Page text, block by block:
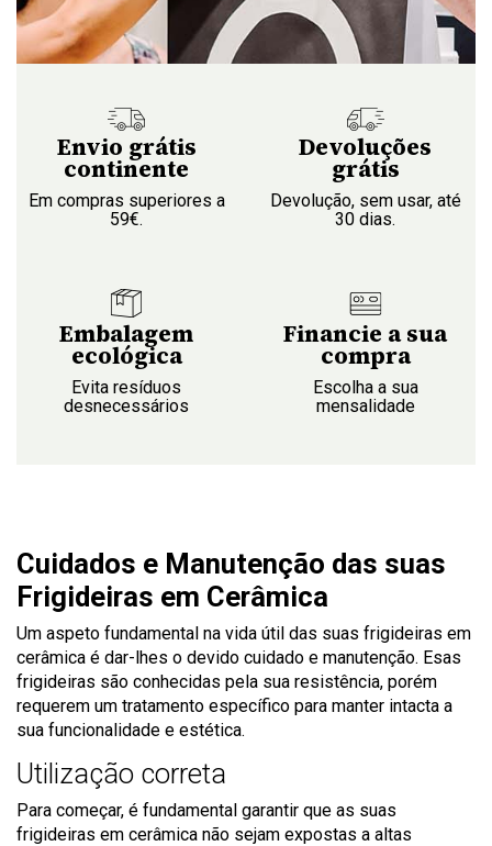
Envio grátis
continente
Em compras superiores a
59€.
Devoluções
grátis
Devolução, sem usar, até
30 dias.
Embalagem
ecológica
Evita resíduos
desnecessários
Financie a sua
compra
Escolha a sua
mensalidade
Cuidados e Manutenção das suas
Frigideiras em Cerâmica
Um aspeto fundamental na vida útil das suas frigideiras em
cerâmica é dar-lhes o devido cuidado e manutenção. Esas
frigideiras são conhecidas pela sua resistência, porém
requerem um tratamento específico para manter intacta a
sua funcionalidade e estética.
Utilização correta
Para começar, é fundamental garantir que as suas
frigideiras em cerâmica não sejam expostas a altas